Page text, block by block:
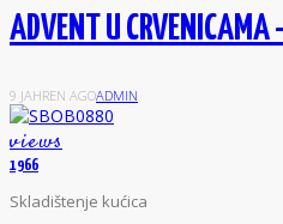
ADVENT U CRVENICAMA
9 JAHREN AGOADMIN
views
1966
Skladištenje kućica